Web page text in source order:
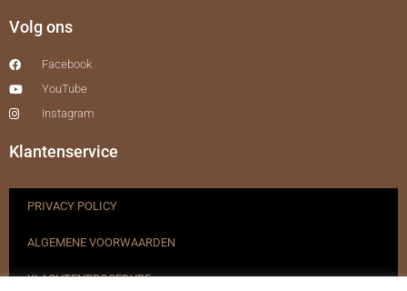
Volg ons
Facebook
YouTube
Instagram
Klantenservice
PRIVACY POLICY
ALGEMENE VOORWAARDEN
KLACHTENPROCEDURE